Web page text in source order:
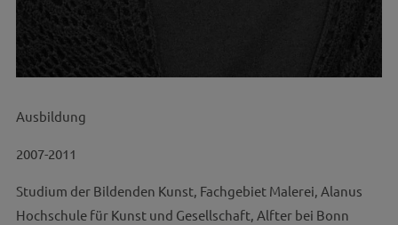
Ausbildung
2007-2011
Studium der Bildenden Kunst, Fachgebiet Malerei, Alanus
Hochschule für Kunst und Gesellschaft, Alfter bei Bonn